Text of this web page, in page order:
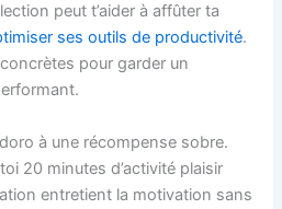
peut t’aider à affûter ta
ses outils de productivité.
pour garder un
à une récompense sobre.
20 minutes d’activité plaisir
entretient la motivation sans